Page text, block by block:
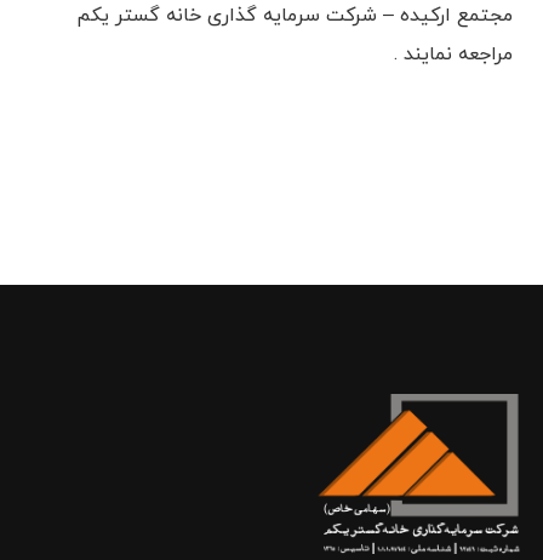
مجتمع ارکیده – شرکت سرمایه گذاری خانه گستر یکم
مراجعه نمایند .